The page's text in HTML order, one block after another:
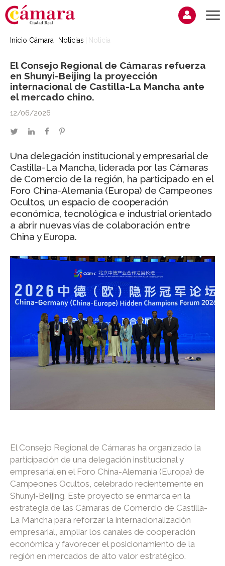
Inicio Cámara Noticias Noticia
El Consejo Regional de Cámaras refuerza
en Shunyi-Beijing la proyección
internacional de Castilla-La Mancha ante
el mercado chino.
12/06/2026
twitterlinkedinfacebookpinterest
Una delegación institucional y empresarial de
Castilla-La Mancha, liderada por las Cámaras
de Comercio de la región, ha participado en el
Foro China-Alemania (Europa) de Campeones
Ocultos, un espacio de cooperación
económica, tecnológica e industrial orientado
a abrir nuevas vías de colaboración entre
China y Europa.
El Consejo Regional de Cámaras ha organizado la
participación de una delegación institucional y
empresarial en el Foro China-Alemania (Europa) de
Campeones Ocultos, celebrado recientemente en
Shunyi-Beijing. Este proyecto se enmarca en la
estrategia de las Cámaras de Comercio de Castilla-
La Mancha para reforzar la internacionalización
empresarial, ampliar los canales de cooperación
económica y favorecer el posicionamiento de la
región en mercados de alto valor estratégico.